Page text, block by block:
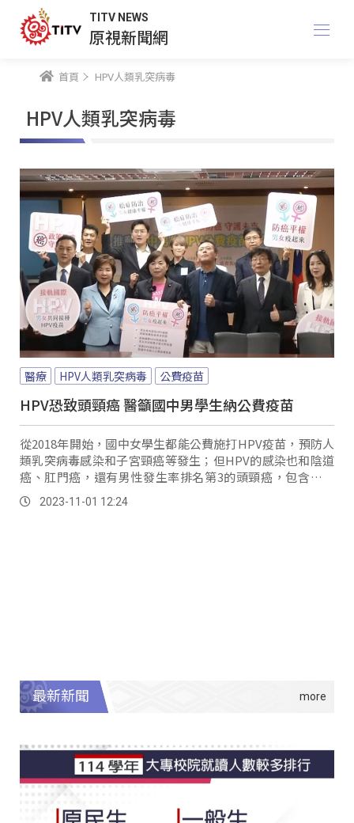
TITV NEWS
原視新聞網
首頁 HPV人類乳突病毒
HPV人類乳突病毒
醫療 HPV人類乳突病毒 公費疫苗
HPV恐致頭頸癌 醫籲國中男學生納公費疫苗
從2018年開始，國中女學生都能公費施打HPV疫苗，預防人
類乳突病毒感染和子宮頸癌等發生；但HPV的感染也和陰道
癌、肛門癌，還有男性發生率排名第3的頭頸癌，包含口咽
癌、鼻咽癌、口腔癌等相關。
2023-11-01 12:24
最新新聞